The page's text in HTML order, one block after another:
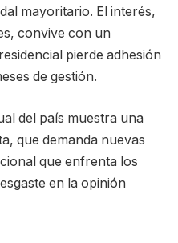
mayoritario. El interés,
convive con un
pierde adhesión
de gestión.
del país muestra una
que demanda nuevas
que enfrenta los
en la opinión